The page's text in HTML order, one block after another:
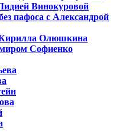
Винокуровой
пафоса с Александрой
Олюшкина
Софиенко